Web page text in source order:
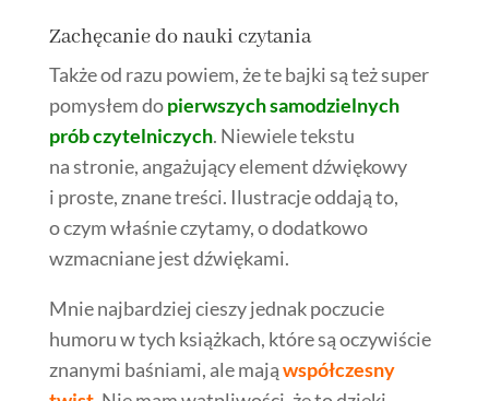
Zachęcanie do nauki czytania
Także od razu powiem, że te bajki są też super
pomysłem dopierwszych samodzielnych
prób czytelniczych. Niewiele tekstu
na stronie, angażujący element dźwiękowy
i proste, znane treści. Ilustracje oddają to,
o czym właśnie czytamy, o dodatkowo
wzmacniane jest dźwiękami.
Mnie najbardziej cieszy jednak poczucie
humoru w tych książkach, które są oczywiście
znanymi baśniami, ale mająwspółczesny